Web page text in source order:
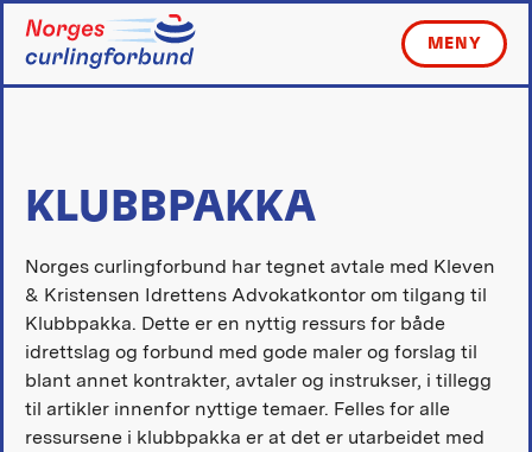
content
MENY
KLUBBPAKKA
Norges curlingforbund har tegnet avtale med Kleven
& Kristensen Idrettens Advokatkontor om tilgang til
Klubbpakka. Dette er en nyttig ressurs for både
idrettslag og forbund med gode maler og forslag til
blant annet kontrakter, avtaler og instrukser, i tillegg
til artikler innenfor nyttige temaer. Felles for alle
ressursene i klubbpakka er at det er utarbeidet med